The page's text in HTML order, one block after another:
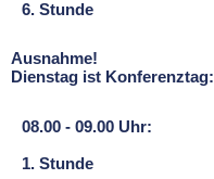
6. Stunde
Ausnahme!
Dienstag ist Konferenztag:
08.00 - 09.00 Uhr:
1. Stunde